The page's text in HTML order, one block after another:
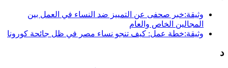
وثيقة:خبر صحفى عن التمييز ضد النساء في العمل بين
المجالين الخاص والعام
وثيقة:خطة عمل: كيف تنجو نساء مصر في ظل جائحة كورونا
د